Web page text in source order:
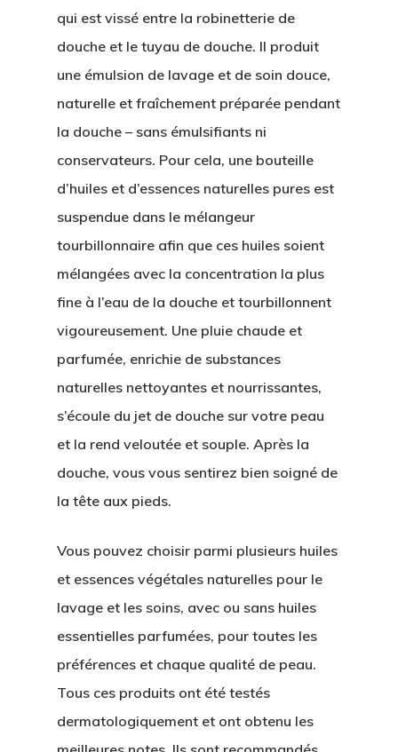
qui est vissé entre la robinetterie de
douche et le tuyau de douche. Il produit
une émulsion de lavage et de soin douce,
naturelle et fraîchement préparée pendant
la douche – sans émulsifiants ni
conservateurs. Pour cela, une bouteille
d’huiles et d’essences naturelles pures est
suspendue dans le mélangeur
tourbillonnaire afin que ces huiles soient
mélangées avec la concentration la plus
fine à l’eau de la douche et tourbillonnent
vigoureusement. Une pluie chaude et
parfumée, enrichie de substances
naturelles nettoyantes et nourrissantes,
s’écoule du jet de douche sur votre peau
et la rend veloutée et souple. Après la
douche, vous vous sentirez bien soigné de
la tête aux pieds.
Vous pouvez choisir parmi plusieurs huiles
et essences végétales naturelles pour le
lavage et les soins, avec ou sans huiles
essentielles parfumées, pour toutes les
préférences et chaque qualité de peau.
Tous ces produits ont été testés
dermatologiquement et ont obtenu les
Home
Produits
Philosophie
Vente
Contact
Login
Deutsch